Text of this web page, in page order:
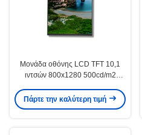
Μονάδα οθόνης LCD TFT 10,1
ιντσών 800x1280 500cd/m2
Φωτεινότητας
Πάρτε την καλύτερη τιμή